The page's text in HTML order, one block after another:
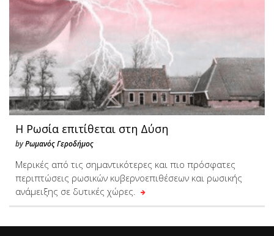
Η Ρωσία επιτίθεται στη Δύση
byΡωμανός Γεροδήμος
Μερικές από τις σημαντικότερες και πιο πρόσφατες
περιπτώσεις ρωσικών κυβερνοεπιθέσεων και ρωσικής
ανάμειξης σε δυτικές χώρες.